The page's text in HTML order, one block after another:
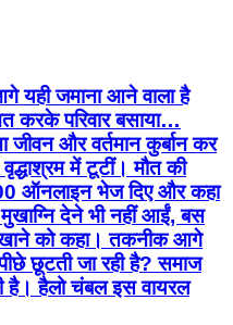
यही जमाना आने वाला है
करके परिवार बसाया…
और वर्तमान कुर्बान कर
में टूटीं। मौत की
ऑनलाइन भेज दिए और कहा
देने भी नहीं आईं, बस
को कहा। तकनीक आगे
छूटती जा रही है? समाज
है। हैलो चंबल इस वायरल